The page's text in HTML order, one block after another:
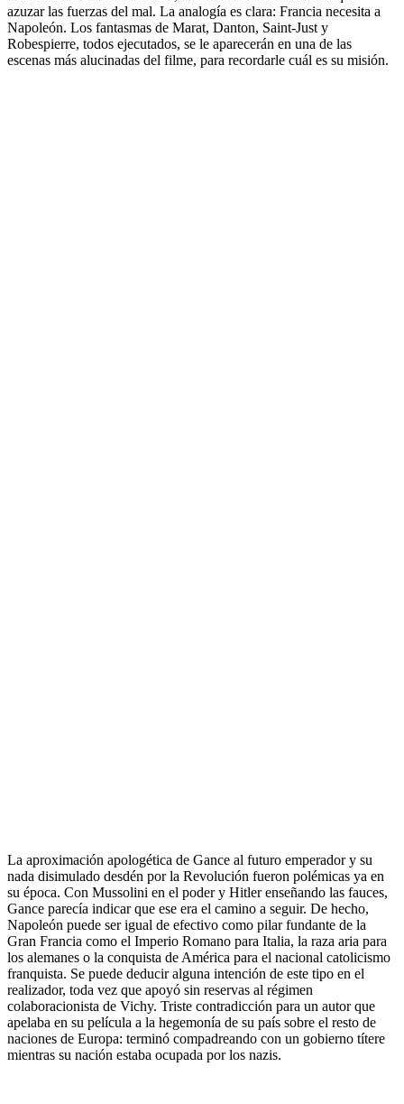
azuzar las fuerzas del mal. La analogía es clara: Francia necesita a
Napoleón. Los fantasmas de Marat, Danton, Saint-Just y
Robespierre, todos ejecutados, se le aparecerán en una de las
escenas más alucinadas del filme, para recordarle cuál es su misión.
La aproximación apologética de Gance al futuro emperador y su
nada disimulado desdén por la Revolución fueron polémicas ya en
su época. Con Mussolini en el poder y Hitler enseñando las fauces,
Gance parecía indicar que ese era el camino a seguir. De hecho,
Napoleón puede ser igual de efectivo como pilar fundante de la
Gran Francia como el Imperio Romano para Italia, la raza aria para
los alemanes o la conquista de América para el nacional catolicismo
franquista. Se puede deducir alguna intención de este tipo en el
realizador, toda vez que apoyó sin reservas al régimen
colaboracionista de Vichy. Triste contradicción para un autor que
apelaba en su película a la hegemonía de su país sobre el resto de
naciones de Europa: terminó compadreando con un gobierno títere
mientras su nación estaba ocupada por los nazis.